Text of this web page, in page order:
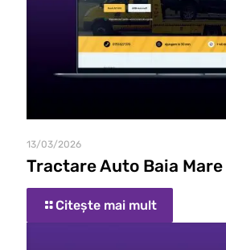
13/03/2026
Tractare Auto Baia Mare
Citește mai mult